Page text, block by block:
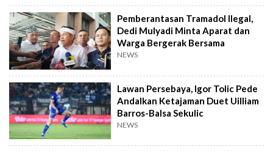
Pemberantasan Tramadol Ilegal,
Dedi Mulyadi Minta Aparat dan
Warga Bergerak Bersama
NEWS
Lawan Persebaya, Igor Tolic Pede
Andalkan Ketajaman Duet Uilliam
Barros-Balsa Sekulic
NEWS